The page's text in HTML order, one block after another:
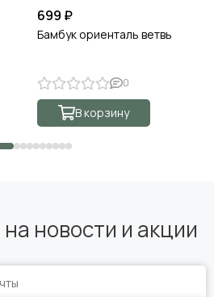
699 ₽
Бамбук ориенталь ветвь
0
В корзину
новости и акции